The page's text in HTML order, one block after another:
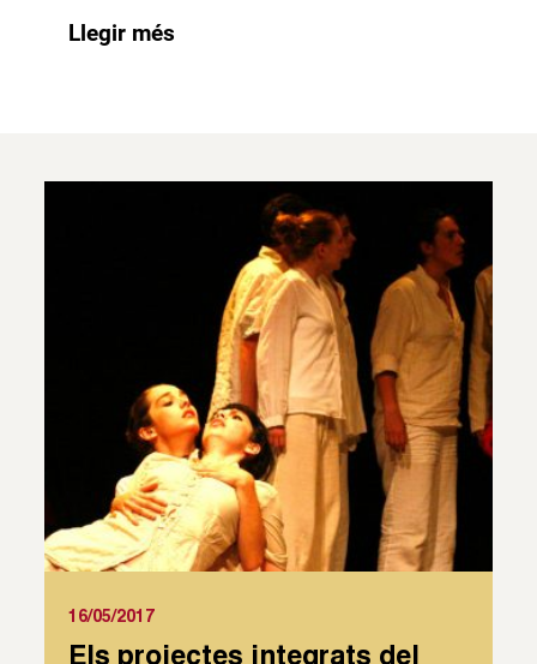
Llegir més
16/05/2017
Els projectes integrats del